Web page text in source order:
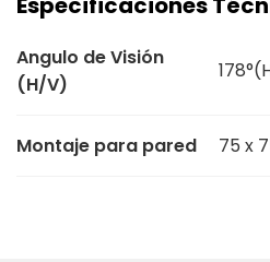
Angulo de Visión
(H/V)
Montaje para pared 75 x